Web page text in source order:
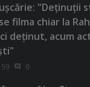
"Deţinuţii
filma chiar la
deţinut, acum
0